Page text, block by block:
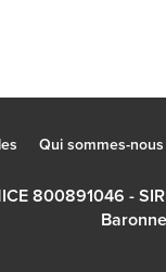
Qui sommes-nous
800891046 -